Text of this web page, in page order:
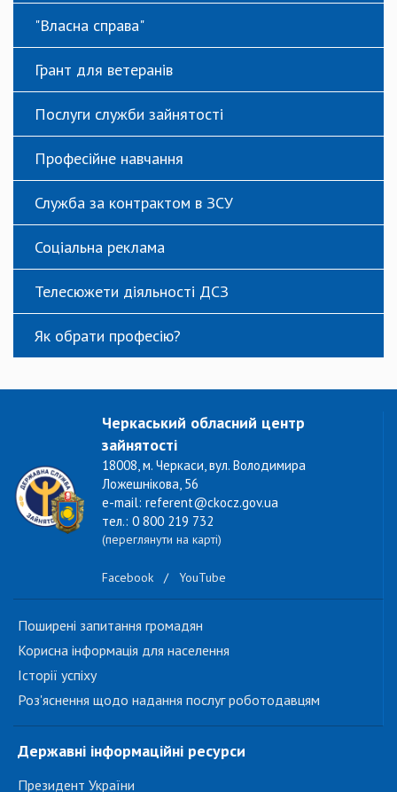
"Власна справа"
Грант для ветеранів
Послуги служби зайнятості
Професійне навчання
Служба за контрактом в ЗСУ
Соціальна реклама
Телесюжети діяльності ДСЗ
Як обрати професію?
Черкаський обласний центр
зайнятості
18008, м. Черкаси, вул. Володимира
Ложешнікова, 56
e-mail: referent@ckocz.gov.ua
тел.: 0 800 219 732
(переглянути на карті)
Facebook / YouTube
Поширені запитання громадян
Корисна інформація для населення
Історії успіху
Роз'яснення щодо надання послуг роботодавцям
Державні інформаційні ресурси
Президент України